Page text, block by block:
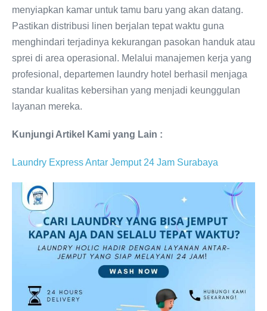
menyiapkan kamar untuk tamu baru yang akan datang.
Pastikan distribusi linen berjalan tepat waktu guna
menghindari terjadinya kekurangan pasokan handuk atau
sprei di area operasional. Melalui manajemen kerja yang
profesional, departemen laundry hotel berhasil menjaga
standar kualitas kebersihan yang menjadi keunggulan
layanan mereka.
Kunjungi Artikel Kami yang Lain :
Laundry Express Antar Jemput 24 Jam Surabaya